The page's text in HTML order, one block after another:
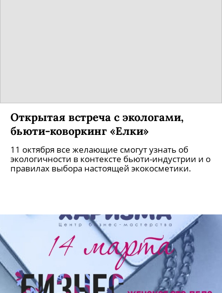
Открытая встреча с экологами,
бьюти-коворкинг «Елки»
11 октября все желающие смогут узнать об
экологичности в контексте бьюти-индустрии и о
правилах выбора настоящей экокосметики.